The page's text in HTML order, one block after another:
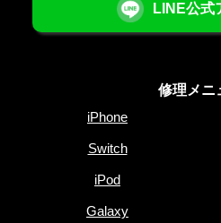
LINE公式
修理メニ
iPhone
Switch
iPod
Galaxy